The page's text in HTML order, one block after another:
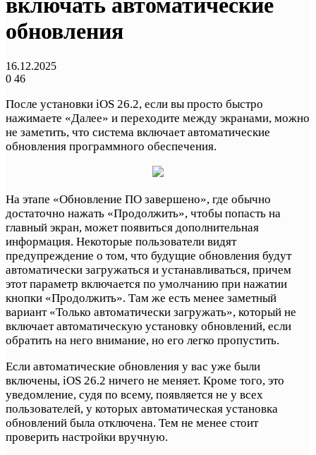
включать автоматические
обновления
16.12.2025
0 46
После установки iOS 26.2, если вы просто быстро
нажимаете «Далее» и переходите между экранами, можно
не заметить, что система включает автоматические
обновления программного обеспечения.
На этапе «Обновление ПО завершено», где обычно
достаточно нажать «Продолжить», чтобы попасть на
главный экран, может появиться дополнительная
информация. Некоторые пользователи видят
предупреждение о том, что будущие обновления будут
автоматически загружаться и устанавливаться, причем
этот параметр включается по умолчанию при нажатии
кнопки «Продолжить». Там же есть менее заметный
вариант «Только автоматически загружать», который не
включает автоматическую установку обновлений, если
обратить на него внимание, но его легко пропустить.
Если автоматические обновления у вас уже были
включены, iOS 26.2 ничего не меняет. Кроме того, это
уведомление, судя по всему, появляется не у всех
пользователей, у которых автоматическая установка
обновлений была отключена. Тем не менее стоит
проверить настройки вручную.